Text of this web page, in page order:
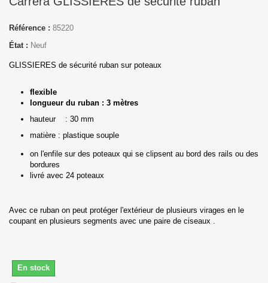
Référence : 85220
État : Neuf
GLISSIERES de sécurité ruban sur poteaux
flexible
longueur du ruban : 3 mètres
hauteur : 30 mm
matière : plastique souple
on l'enfile sur des poteaux qui se clipsent au bord des rails ou des
bordures
livré avec 24 poteaux
Avec ce ruban on peut protéger l'extérieur de plusieurs virages en le
coupant en plusieurs segments avec une paire de ciseaux .
En stock